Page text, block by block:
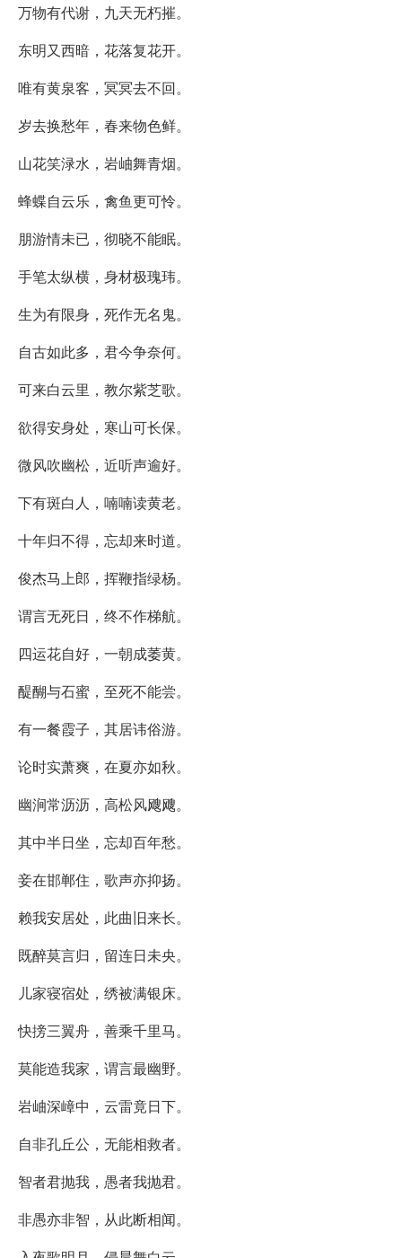
万物有代谢，九天无朽摧。
东明又西暗，花落复花开。
唯有黄泉客，冥冥去不回。
岁去换愁年，春来物色鲜。
山花笑渌水，岩岫舞青烟。
蜂蝶自云乐，禽鱼更可怜。
朋游情未已，彻晓不能眠。
手笔太纵横，身材极瑰玮。
生为有限身，死作无名鬼。
自古如此多，君今争奈何。
可来白云里，教尔紫芝歌。
欲得安身处，寒山可长保。
微风吹幽松，近听声逾好。
下有斑白人，喃喃读黄老。
十年归不得，忘却来时道。
俊杰马上郎，挥鞭指绿杨。
谓言无死日，终不作梯航。
四运花自好，一朝成萎黄。
醍醐与石蜜，至死不能尝。
有一餐霞子，其居讳俗游。
论时实萧爽，在夏亦如秋。
幽涧常沥沥，高松风飕飕。
其中半日坐，忘却百年愁。
妾在邯郸住，歌声亦抑扬。
赖我安居处，此曲旧来长。
既醉莫言归，留连日未央。
儿家寝宿处，绣被满银床。
快搒三翼舟，善乘千里马。
莫能造我家，谓言最幽野。
岩岫深嶂中，云雷竟日下。
自非孔丘公，无能相救者。
智者君抛我，愚者我抛君。
非愚亦非智，从此断相闻。